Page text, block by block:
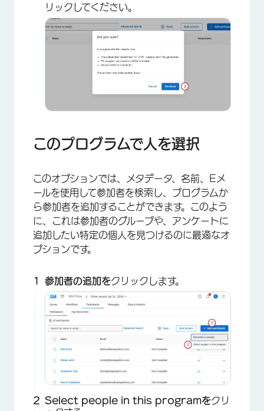
×
リックしてください。
このプログラムで人を選択
このオプションでは、メタデータ、名前、Eメ
ールを使用して参加者を検索し、プログラムか
ら参加者を追加することができます。このよう
に、これは参加者のグループや、アンケートに
追加したい特定の個人を見つけるのに最適なオ
プションです。
参加者の追加をクリックします。
Select people in this programをクリ